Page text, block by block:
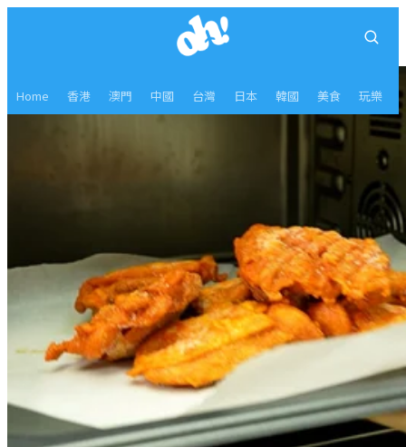
Home 香港 澳門 中國 台灣 日本 韓國 美食 玩樂